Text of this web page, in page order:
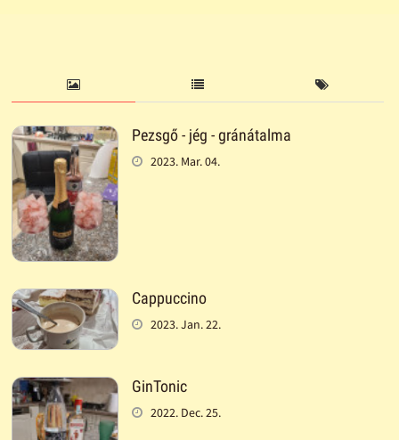
Pezsgő - jég - gránátalma
2023. Mar. 04.
Cappuccino
2023. Jan. 22.
GinTonic
2022. Dec. 25.